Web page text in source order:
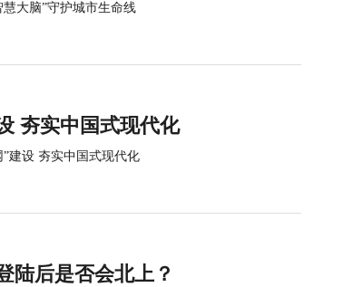
大脑”守护城市生命线
夯实中国式现代化
建设 夯实中国式现代化
陆后是否会北上？